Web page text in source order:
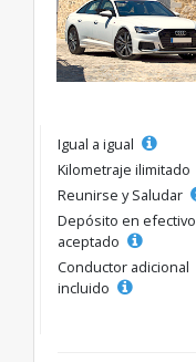
Igual a igual
Kilometraje ilimitado
Reunirse y Saludar
Depósito en efectivo
aceptado
Conductor adicional
incluido